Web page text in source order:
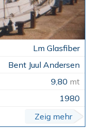
Lm Glasfiber
Bent Juul Andersen
9,80 mt
1980
Zeig mehr